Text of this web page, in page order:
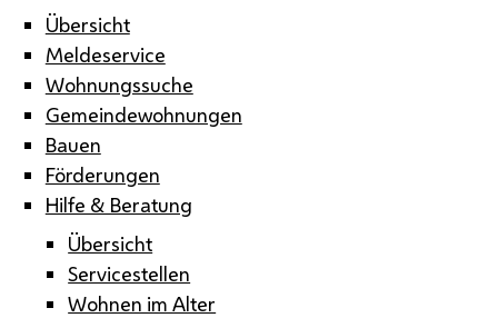
Übersicht
Meldeservice
Wohnungssuche
Gemeindewohnungen
Bauen
Förderungen
Hilfe & Beratung
Übersicht
Servicestellen
Wohnen im Alter